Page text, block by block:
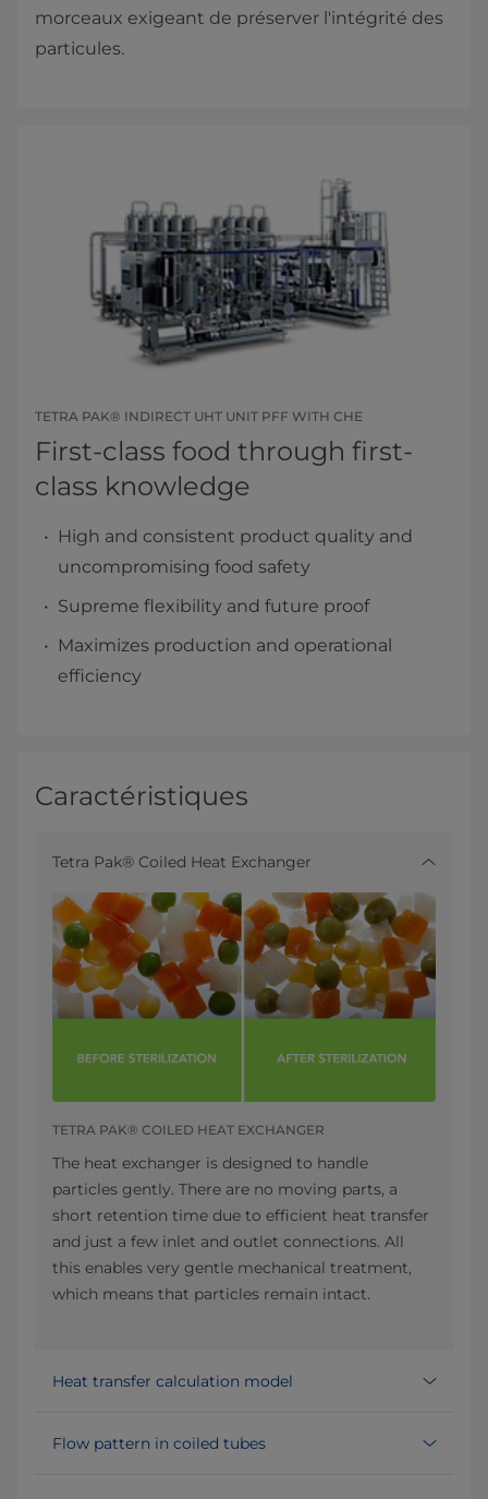
morceaux exigeant de préserver l'intégrité des
particules.
TETRA PAK® INDIRECT UHT UNIT PFF WITH CHE
First-class food through first-
class knowledge
High and consistent product quality and
uncompromising food safety
Supreme flexibility and future proof
Maximizes production and operational
efficiency
Caractéristiques
Tetra Pak® Coiled Heat Exchanger
TETRA PAK® COILED HEAT EXCHANGER
The heat exchanger is designed to handle
particles gently. There are no moving parts, a
short retention time due to efficient heat transfer
and just a few inlet and outlet connections. All
this enables very gentle mechanical treatment,
which means that particles remain intact.
Heat transfer calculation model
Flow pattern in coiled tubes